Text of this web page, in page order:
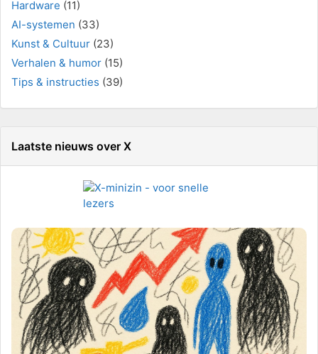
Hardware (11)
AI-systemen (33)
Kunst & Cultuur (23)
Verhalen & humor (15)
Tips & instructies (39)
Laatste nieuws over X